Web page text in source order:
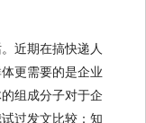
近期在搞快递人
更需要的是企业
组成分子对于企
过发文比较：知